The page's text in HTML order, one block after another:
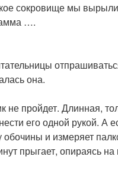
сокровище мы
….
она.
пройдет. Длинная,
его одной рукой. А
и измеряет
прыгает, опираясь на